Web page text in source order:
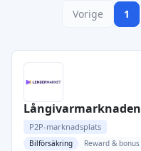
Vorige
1
Långivarmarknaden
P2P-marknadsplats
Bilförsäkring Reward & bonus